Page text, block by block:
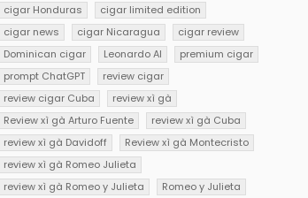
cigar Honduras
cigar limited edition
cigar news
cigar Nicaragua
cigar review
Dominican cigar
Leonardo AI
premium cigar
prompt ChatGPT
review cigar
review cigar Cuba
review xì gà
Review xì gà Arturo Fuente
review xì gà Cuba
review xì gà Davidoff
Review xì gà Montecristo
review xì gà Romeo Julieta
review xì gà Romeo y Julieta
Romeo y Julieta